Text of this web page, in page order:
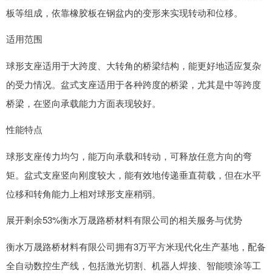
板等组成，依靠橡胶板在钢盆内的变形来实现转动和位移。
适用范围
球形支座适用于大跨度、大转角的桥梁结构，能更好地适应复杂
的受力情况。盆式支座适用于各种跨度的桥梁，尤其是中等跨度
桥梁，在竖向承载能力方面表现较好。
性能特点
球形支座传力均匀，能万向承载和转动，可释放任意方向的弯
矩。盆式支座竖向刚度较大，能有效地传递垂直荷载，但在水平
位移和转角能力上相对球形支座稍弱。
展开剩余53%衡水万晟路桥材料有限公司的相关服务与优势
衡水万晟路桥材料有限公司拥有3万平方米现代化生产基地，配备
全自动数控生产线，包括激光切割、机器人焊接、智能喷涂等工